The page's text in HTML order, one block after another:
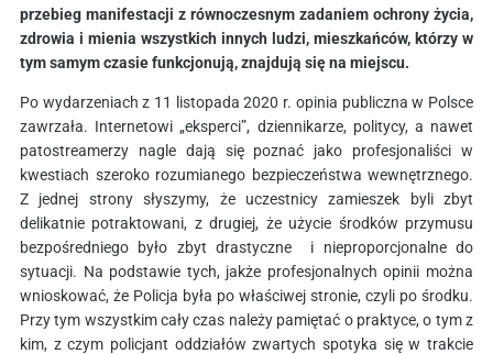
przebieg manifestacji z równoczesnym zadaniem ochrony życia,
zdrowia i mienia wszystkich innych ludzi, mieszkańców, którzy w
tym samym czasie funkcjonują, znajdują się na miejscu.
Po wydarzeniach z 11 listopada 2020 r. opinia publiczna w Polsce
zawrzała. Internetowi „eksperci”, dziennikarze, politycy, a nawet
patostreamerzy nagle dają się poznać jako profesjonaliści w
kwestiach szeroko rozumianego bezpieczeństwa wewnętrznego.
Z jednej strony słyszymy, że uczestnicy zamieszek byli zbyt
delikatnie potraktowani, z drugiej, że użycie środków przymusu
bezpośredniego było zbyt drastyczne i nieproporcjonalne do
sytuacji. Na podstawie tych, jakże profesjonalnych opinii można
wnioskować, że Policja była po właściwej stronie, czyli po środku.
Przy tym wszystkim cały czas należy pamiętać o praktyce, o tym z
kim, z czym policjant oddziałów zwartych spotyka się w trakcie